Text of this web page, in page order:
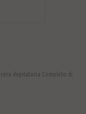
depilatoria.Completo di